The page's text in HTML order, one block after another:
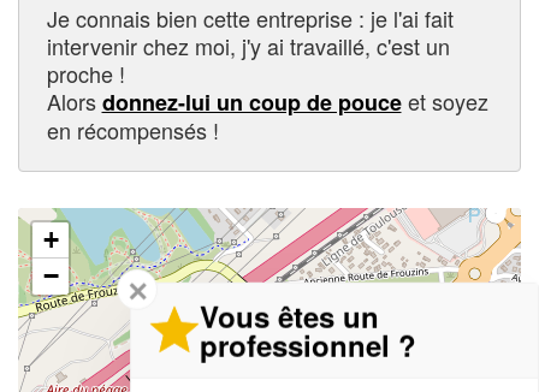
Je connais bien cette entreprise : je l'ai fait
intervenir chez moi, j'y ai travaillé, c'est un
proche !
Alorsdonnez-lui un coup de pouceet soyez
en récompensés !
+
−
✕
Vous êtes un
professionnel ?